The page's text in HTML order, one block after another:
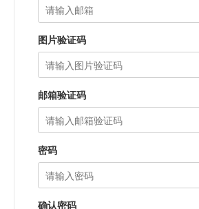
图片验证码
邮箱验证码
密码
确认密码